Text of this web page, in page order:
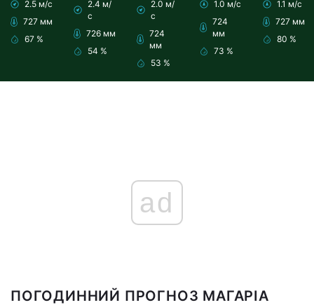
2.5 м/с
727 мм
67 %
2.4 м/
с
726 мм
54 %
2.0 м/
с
724
мм
53 %
1.0 м/с
724
мм
73 %
1.1 м/с
727 мм
80 %
ad
ПОГОДИННИЙ ПРОГНОЗ МАГАРІА